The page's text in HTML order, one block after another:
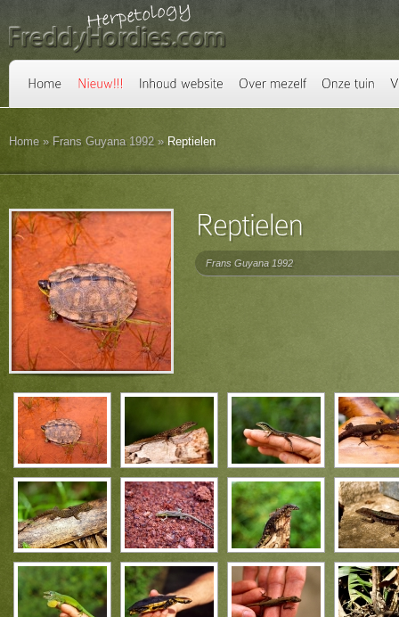
Home » Frans Guyana 1992 »Reptielen
Frans Guyana 1992